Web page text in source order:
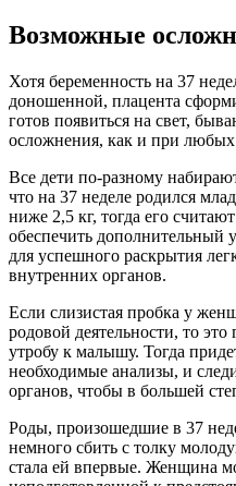
Возможные
Хотя беременность на 37
доношенной, плацента
готов появиться на свет,
осложнения, как и при любых
Все дети по-разному
что на 37 неделе родился
ниже 2,5 кг, тогда его
обеспечить дополнительный
для успешного раскрытия
внутренних органов.
Если слизистая пробка у
родовой деятельности, то
утробу к малышу. Тогда
необходимые анализы, и
органов, чтобы в большей
Роды, произошедшие в 37
немного сбить с толку
стала ей впервые. Женщина